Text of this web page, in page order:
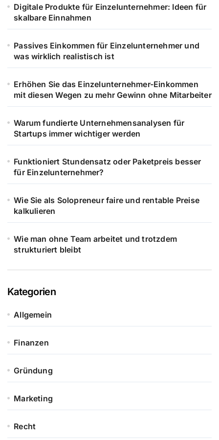
Digitale Produkte für Einzelunternehmer: Ideen für
skalbare Einnahmen
Passives Einkommen für Einzelunternehmer und
was wirklich realistisch ist
Erhöhen Sie das Einzelunternehmer-Einkommen
mit diesen Wegen zu mehr Gewinn ohne Mitarbeiter
Warum fundierte Unternehmensanalysen für
Startups immer wichtiger werden
Funktioniert Stundensatz oder Paketpreis besser
für Einzelunternehmer?
Wie Sie als Solopreneur faire und rentable Preise
kalkulieren
Wie man ohne Team arbeitet und trotzdem
strukturiert bleibt
Kategorien
Allgemein
Finanzen
Gründung
Marketing
Recht